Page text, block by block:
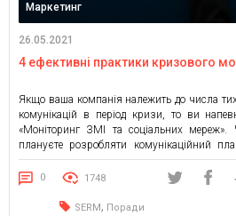
Маркетинг
26.05.2021
4 ефективні практики кризового
Якщо ваша компанія належить до числа
комунікацій в період кризи, то ви
«Моніторинг ЗМІ та соціальних
плануєте розробляти комунікаційний
забудьте додати до нього цей пункт. На
ми зібрали […]
0 1748
SERM, Поради